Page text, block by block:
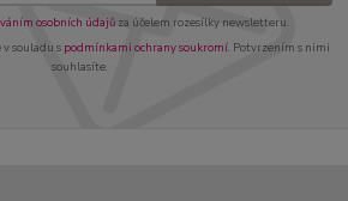
osobních údajůza účelem rozesílky newsletteru.
souladu s podmínkami ochrany soukromí. Potvrzením s nimi
souhlasíte.